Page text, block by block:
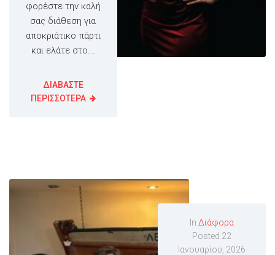
φορέστε την καλή
σας διάθεση για
αποκριάτικο πάρτι
και ελάτε στο...
ΔΙΑΒΑΣΤΕ
ΠΕΡΙΣΣΟΤΕΡΑ
InΔιάφορα
Posted 22
Ιανουαρίου, 2026